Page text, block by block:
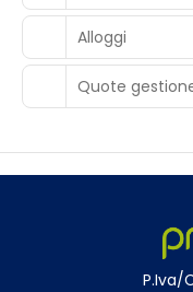
Alloggi
Quote
P.Iva/